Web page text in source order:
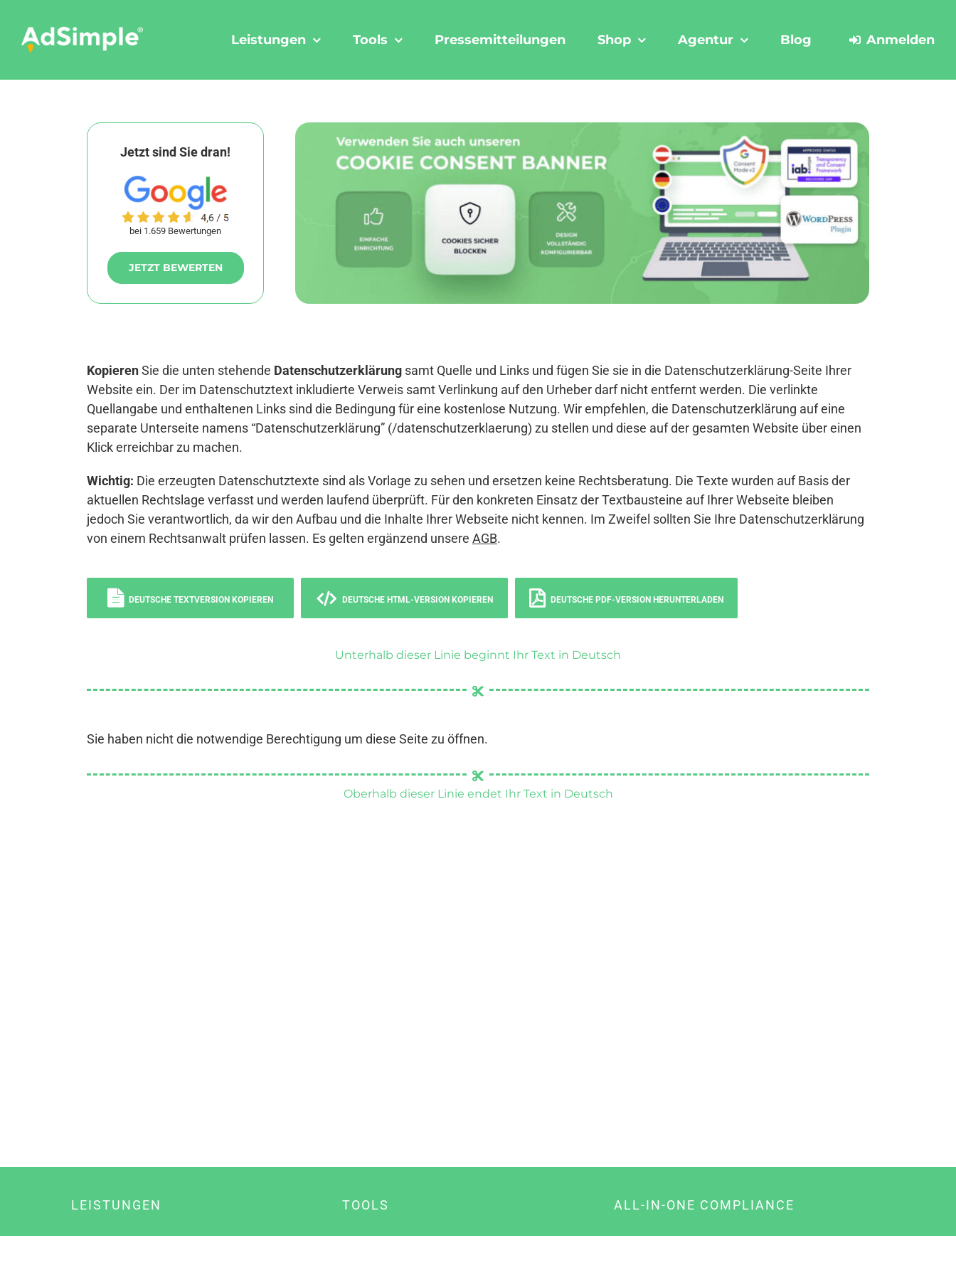
content
Leistungen Tools Pressemitteilungen Shop Agentur Blog Anmelden
Jetzt sind Sie dran!
bei 1.659 Bewertungen
JETZT BEWERTEN
KopierenSie die unten stehende Datenschutzerklärung samt Quelle und Links und fügen Sie sie in die Datenschutzerklärung-Seite Ihrer
Website ein. Der im Datenschutztext inkludierte Verweis samt Verlinkung auf den Urheber darf nicht entfernt werden. Die verlinkte
Quellangabe und enthaltenen Links sind die Bedingung für eine kostenlose Nutzung. Wir empfehlen, die Datenschutzerklärung auf eine
separate Unterseite namens “Datenschutzerklärung” (/datenschutzerklaerung) zu stellen und diese auf der gesamten Website über einen
Klick erreichbar zu machen.
Wichtig: Die erzeugten Datenschutztexte sind als Vorlage zu sehen und ersetzen keine Rechtsberatung. Die Texte wurden auf Basis der
aktuellen Rechtslage verfasst und werden laufend überprüft. Für den konkreten Einsatz der Textbausteine auf Ihrer Webseite bleiben
jedoch Sie verantwortlich, da wir den Aufbau und die Inhalte Ihrer Webseite nicht kennen. Im Zweifel sollten Sie Ihre Datenschutzerklärung
von einem Rechtsanwalt prüfen lassen. Es gelten ergänzend unsere AGB.
DEUTSCHE TEXTVERSION KOPIEREN DEUTSCHE HTML-VERSION KOPIEREN DEUTSCHE PDF-VERSION HERUNTERLADEN
Unterhalb dieser Linie beginnt Ihr Text in Deutsch
Sie haben nicht die notwendige Berechtigung um diese Seite zu öffnen.
Oberhalb dieser Linie endet Ihr Text in Deutsch
LEISTUNGEN TOOLS ALL-IN-ONE COMPLIANCE